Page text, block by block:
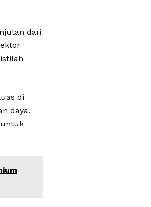
dari
di
daya.
untuk